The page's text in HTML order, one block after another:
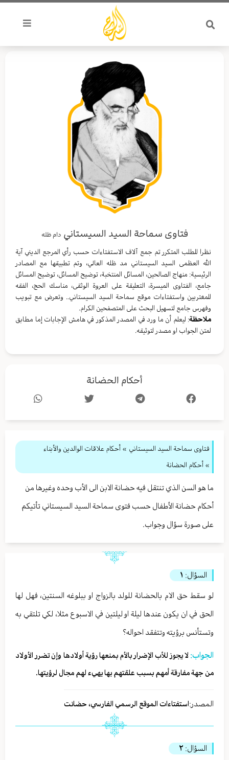
تخطي
المحتوى
فتاوى سماحة السيد السيستاني دام ظله
نظرا للطلب المتكرر تم جمع آلاف الاستفتاءات حسب رأي المرجع الديني آية
الله العظمى السيد السيستاني مد ظله العالي، وتم تطبيقها مع المصادر
الرئيسية: منهاج الصالحين، المسائل المنتخبة، توضيح المسائل، توضيح المسائل
جامع، الفتاوى الميسرة، التعليقة على العروة الوثقى، مناسك الحج، الفقه
للمغتربين واستفتاءات موقع سماحة السيد السيستاني.. وتعرض مع تبويب
وفهرس جامع لتسهيل البحث على المتصفحين الكرام.
ملاحظة: ليعلم أن ما ورد في المصدر المذكور في هامش الإجابات إما مطابق
لمتن الجواب او مصدر لتوثيقه.
أحكام الحضانة
فتاوى سماحة السيد السيستاني » أحكام علاقات الوالدين والأبناء
» أحكام الحضانة
ما هو السن الذي تنتقل فيه حضانة الابن الى الأب وحده وغيرها من
أحكام حضانة الأطفال حسب فتوى سماحة السيد السيستاني تأتيكم
على صورة سؤال وجواب.
السؤال: ١
لو سقط حق الام بالحضانة للولد بالزواج او ببلوغه السنتين، فهل لها
الحق في ان يكون عندها ليلة او ليلتين في الاسبوع مثلا، لكي تلتقي به
وتستأنس برؤيته وتتفقد احواله؟
الجواب: لا يجوز للأب الإضرار بالأم بمنعها رؤية أولادها وإن تضرر الأولاد
من جهة مفارقة أمهم بسبب علقتهم بها يهيء لهم مجال لرؤيتها.
المصدر:استفتاءات الموقع الرسمي الفارسي، حضانت
السؤال: ٢